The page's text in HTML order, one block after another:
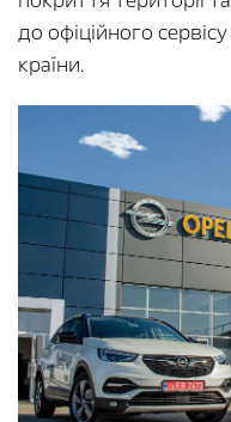
до офіційного
країни.